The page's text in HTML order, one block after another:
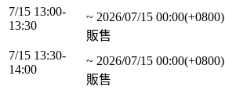
7/15 13:00-
13:30
~ 2026/07/15 00:00(+0800)
販售
7/15 13:30-
14:00
~ 2026/07/15 00:00(+0800)
販售